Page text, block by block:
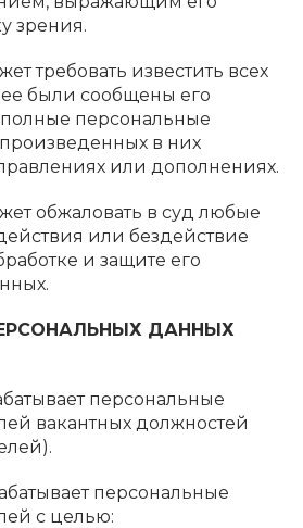
зрения.
требовать известить всех
были сообщены его
персональные
в них
или дополнениях.
обжаловать в суд любые
или бездействие
и защите его
ДАННЫХ
персональные
вакантных должностей
персональные
с целью: